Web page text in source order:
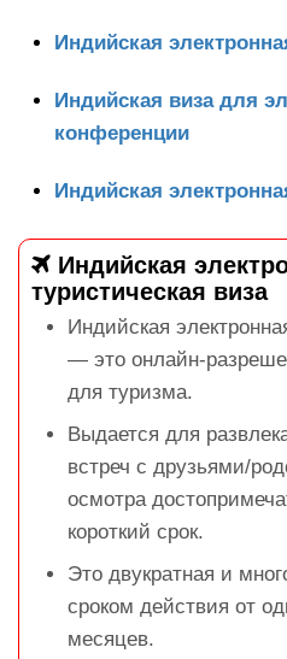
Индийская
Индийская виза для
конференции
Индийская
Индийская
туристическая виза
Индийская
— это онлайн-
для туризма.
Выдается для
встреч с друзьями/
осмотра
короткий срок.
Это двукратная и
сроком действия от
месяцев.